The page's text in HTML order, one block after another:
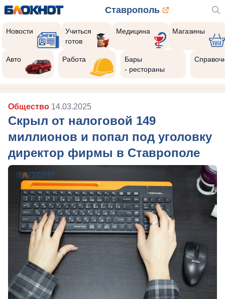
Ставрополь
Новости
Учиться
готов
Медицина Магазины
Авто Работа
Бары
- рестораны
Общество 14.03.2025
Скрыл от налоговой 149
миллионов и попал под уголовку
директор фирмы в Ставрополе